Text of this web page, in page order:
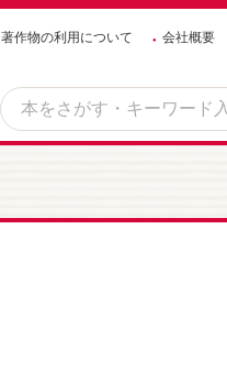
著作物の利用について 会社概要